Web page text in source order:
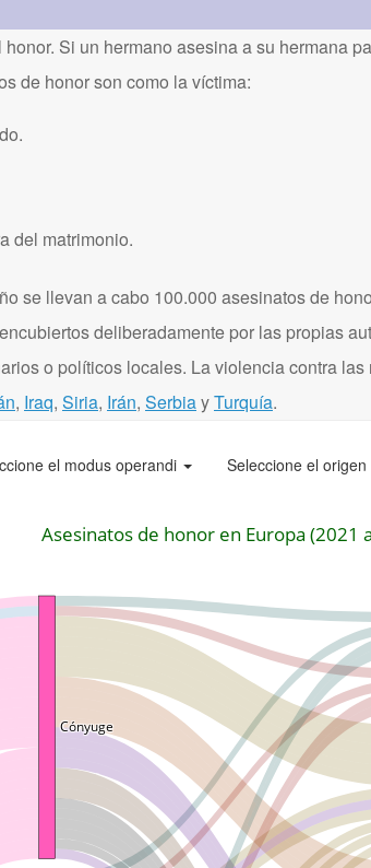
Si un hermano asesina a su hermana
de honor son como la víctima:
del matrimonio.
se llevan a cabo 100.000 asesinatos de
deliberadamente por las propias
o políticos locales. La violencia contra
, Iraq, Siria, Irán, SerbiayTurquía.